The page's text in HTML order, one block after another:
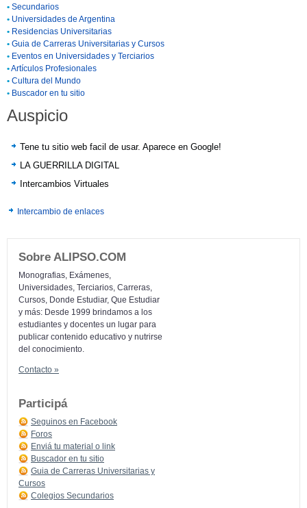
• Secundarios
• Universidades de Argentina
• Residencias Universitarias
• Guia de Carreras Universitarias y Cursos
• Eventos en Universidades y Terciarios
•Artículos Profesionales
• Cultura del Mundo
• Buscador en tu sitio
Auspicio
Tene tu sitio web facil de usar. Aparece en Google!
LA GUERRILLA DIGITAL
Intercambios Virtuales
Intercambio de enlaces
Sobre ALIPSO.COM
Monografias, Exámenes,
Universidades, Terciarios, Carreras,
Cursos, Donde Estudiar, Que Estudiar
y más: Desde 1999 brindamos a los
estudiantes y docentes un lugar para
publicar contenido educativo y nutrirse
del conocimiento.
Contacto »
Participá
Seguinos en Facebook
Foros
Enviá tu material o link
Buscador en tu sitio
Guia de Carreras Universitarias y
Cursos
Colegios Secundarios